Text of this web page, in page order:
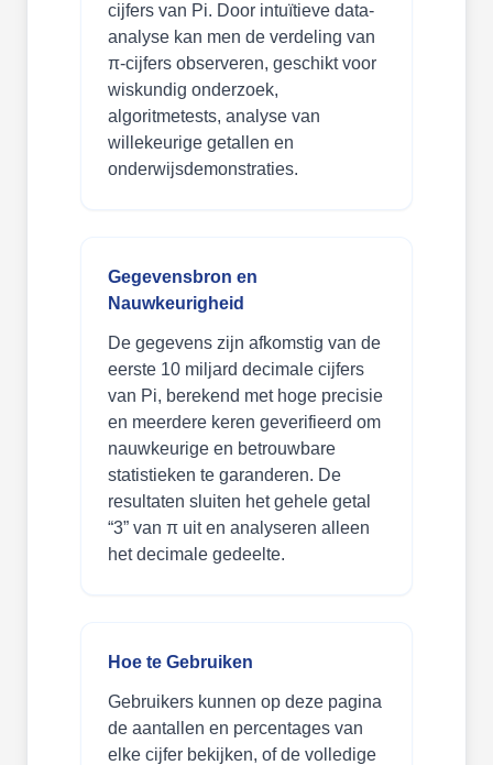
cijfers van Pi. Door intuïtieve data-
analyse kan men de verdeling van
π-cijfers observeren, geschikt voor
wiskundig onderzoek,
algoritmetests, analyse van
willekeurige getallen en
onderwijsdemonstraties.
Gegevensbron en
Nauwkeurigheid
De gegevens zijn afkomstig van de
eerste 10 miljard decimale cijfers
van Pi, berekend met hoge precisie
en meerdere keren geverifieerd om
nauwkeurige en betrouwbare
statistieken te garanderen. De
resultaten sluiten het gehele getal
“3” van π uit en analyseren alleen
het decimale gedeelte.
Hoe te Gebruiken
Gebruikers kunnen op deze pagina
de aantallen en percentages van
elke cijfer bekijken, of de volledige